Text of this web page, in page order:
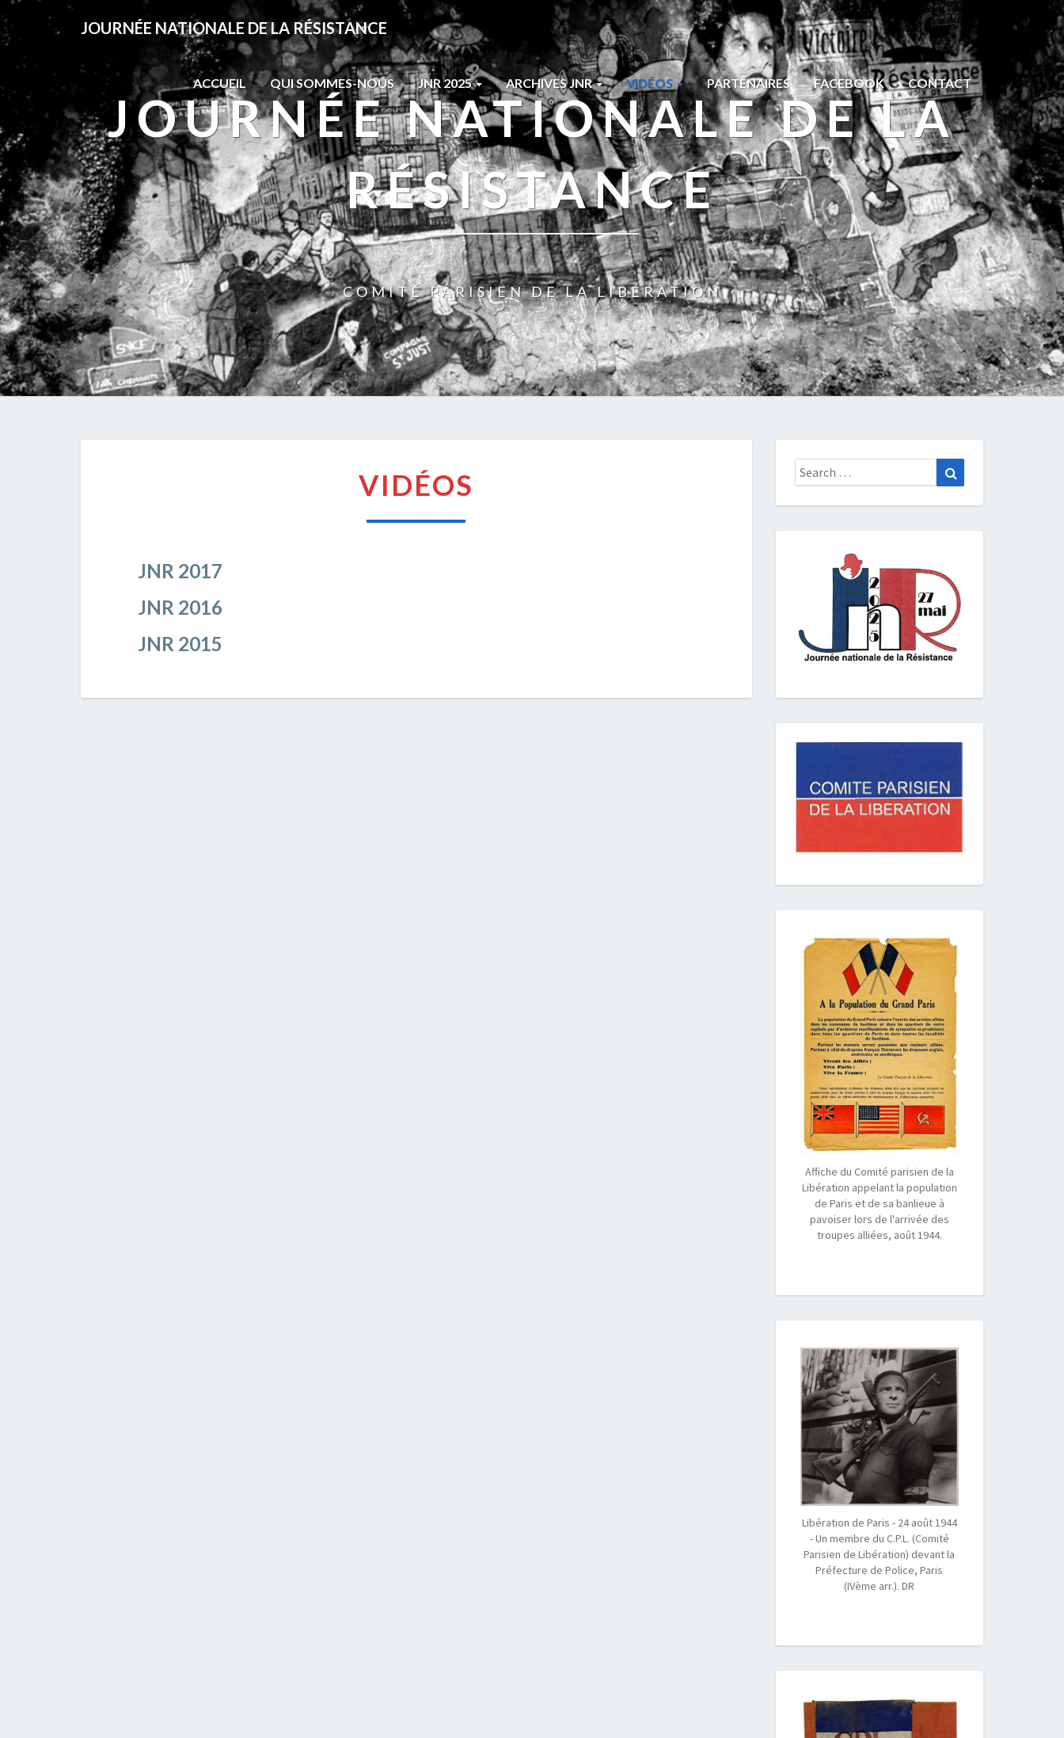
JOURNÉE NATIONALE DE LA RÉSISTANCE
ACCUEIL QUI SOMMES-NOUS JNR 2025 ARCHIVES JNR VIDÉOS PARTENAIRES FACEBOOK CONTACT
JOURNÉE NATIONALE DE LA
RÉSISTANCE
COMITÉ PARISIEN DE LA LIBÉRATION
VIDÉOS
JNR 2017
JNR 2016
JNR 2015
Search
for:
Affiche du Comité parisien de la
Libération appelant la population
de Paris et de sa banlieue à
pavoiser lors de l'arrivée des
troupes alliées, août 1944.
Libération de Paris - 24 août 1944
- Un membre du C.P.L. (Comité
Parisien de Libération) devant la
Préfecture de Police, Paris
(IVème arr.). DR